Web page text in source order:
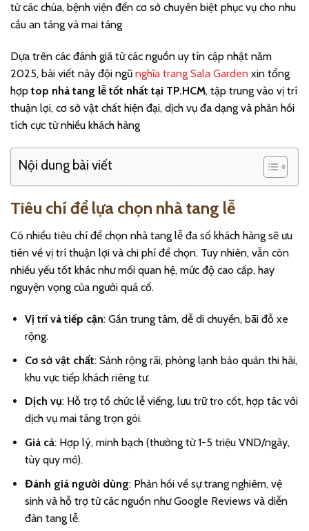
từ các chùa, bệnh viện đến cơ sở chuyên biệt phục vụ cho nhu
cầu an táng và mai táng
Dựa trên các đánh giá từ các nguồn uy tín cập nhật năm
2025, bài viết này đội ngũ nghĩa trang Sala Garden xin tổng
hợp top nhà tang lễ tốt nhất tại TP.HCM, tập trung vào vị trí
thuận lợi, cơ sở vật chất hiện đại, dịch vụ đa dạng và phản hồi
tích cực từ nhiều khách hàng
Nội dung bài viết
Tiêu chí để lựa chọn nhà tang lễ
Có nhiều tiêu chí để chọn nhà tang lễ đa số khách hàng sẽ ưu
tiên về vị trí thuận lợi và chi phí để chọn. Tuy nhiên, vẫn còn
nhiều yếu tốt khác như mối quan hệ, mức độ cao cấp, hay
nguyện vọng của người quá cố.
Vị trí và tiếp cận: Gần trung tâm, dễ di chuyển, bãi đỗ xe
rộng.
Cơ sở vật chất: Sảnh rộng rãi, phòng lạnh bảo quản thi hài,
khu vực tiếp khách riêng tư.
Dịch vụ: Hỗ trợ tổ chức lễ viếng, lưu trữ tro cốt, hợp tác với
dịch vụ mai táng trọn gói.
Giá cả: Hợp lý, minh bạch (thường từ 1-5 triệu VND/ngày,
tùy quy mô).
Đánh giá người dùng: Phản hồi về sự trang nghiêm, vệ
sinh và hỗ trợ từ các nguồn như Google Reviews và diễn
đàn tang lễ.